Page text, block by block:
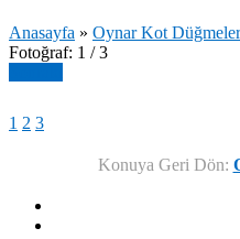
Anasayfa » Oynar Kot
Fotoğraf: 1 / 3
1 2 3
Konuya Geri Dön: